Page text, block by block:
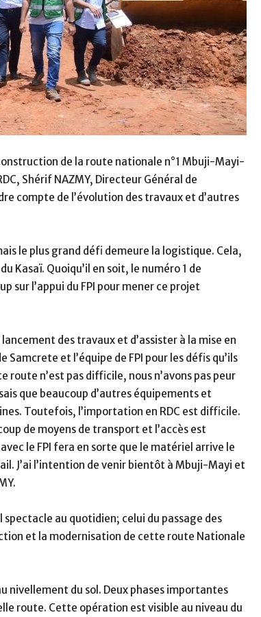
de la route nationale n°1 Mbuji-Mayi-
Shérif NAZMY, Directeur Général de
compte de l’évolution des travaux et d’autres
le plus grand défi demeure la logistique. Cela,
Kasaï. Quoiqu’il en soit, le numéro 1 de
sur l’appui du FPI pour mener ce projet
des travaux et d’assister à la mise en
Samcrete et l’équipe de FPI pour les défis qu’ils
n’est pas difficile, nous n’avons pas peur
que beaucoup d’autres équipements et
Toutefois, l’importation en RDC est difficile.
de moyens de transport et l’accès est
le FPI fera en sorte que le matériel arrive le
J’ai l’intention de venir bientôt à Mbuji-Mayi et
au quotidien; celui du passage des
et la modernisation de cette route Nationale
nivellement du sol. Deux phases importantes
route. Cette opération est visible au niveau du